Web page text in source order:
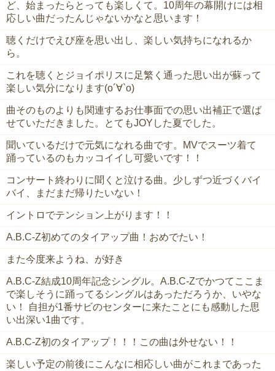
ど、始まったらとっても楽しくて。10周年の幕開けには相
応しい曲だったんじゃないかなと思います！
聴くだけでえび座を思い出し、楽しい気持ちになれるか
ら。
これを聴くとジョイポリスに足繁く通った思い出が蘇って
楽しい気分になります(о´∀`о)
曲そのものよりも関連するお仕事面での思い出補正で選ば
せていただきました。とてもJOYした夏でした。
聞いているだけで元気になれる曲です。MVでスーツ着て
踊っているのもカッコイイし可愛いです！！
コンサート終わりに聞くと泣ける曲。少しずつ近づくバイ
バイ、まだまだ帰りたいない！
イントロでテンション上がります！！
A.B.C-Z初めてのタイアップ曲！おめでたい！
また今度来ようね、が好き
A.B.C-Z結成10周年記念シングル。A.B.C-Zでかつてここま
で楽しそうに踊ってるシングルはあっただろうか、いやな
い！ 自担が1番サビのセンターに来たことにも感動した思
い出深い1曲です。
A.B.C-Z初のタイアップ！！！この曲は外せない！！
楽しい予定の前後にこんなに相応しい曲がこれまであった